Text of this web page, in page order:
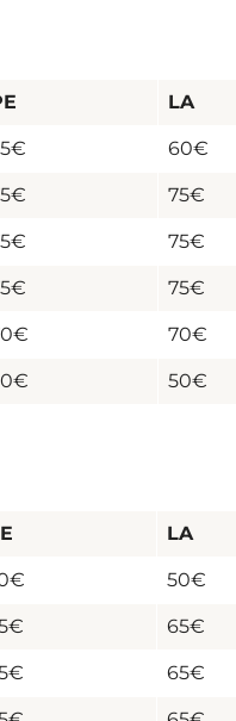
LA
60€
75€
75€
75€
70€
50€
LA
50€
65€
65€